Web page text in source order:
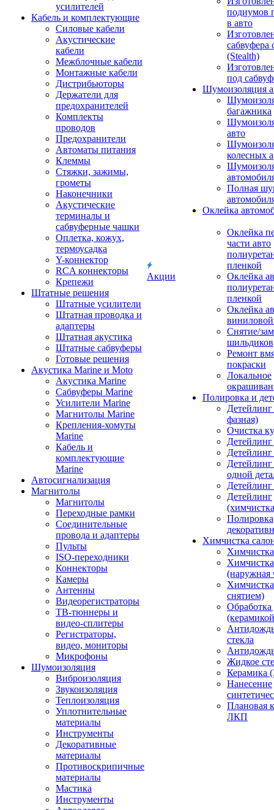
усилителей
Кабель и комплектующие
Силовые кабели
Акустические
кабели
Межблочные кабели
Монтажные кабели
Дистрибьюторы
Держатели для
предохранителей
Комплекты
проводов
Предохранители
Автоматы питания
Клеммы
Стяжки, зажимы,
грометы
Наконечники
Акустические
терминалы и
сабвуферные чашки
Оплетка, кожух,
термоусадка
Y-коннектор
RCA коннекторы
Крепежи
Штатные решения
Штатные усилители
Штатная проводка и
адаптеры
Штатная акустика
Штатные сабвуферы
Готовые решения
Акустика Marine и Moto
Акустика Marine
Сабвуферы Marine
Усилители Marine
Магнитолы Marine
Крепления-хомуты
Marine
Кабель и
комплектующие
Marine
Автосигнализация
Магнитолы
Магнитолы
Переходные рамки
Соединительные
провода и адаптеры
Пульты
ISO-переходники
Коннекторы
Камеры
Антенны
Видеорегистраторы
ТВ-тюннеры и
видео-сплитеры
Регистраторы,
видео, мониторы
Микрофоны
Шумоизоляция
Виброизоляция
Звукоизоляция
Теплоизоляция
Уплотнительные
материалы
Инструменты
Декоративные
материалы
Противоскрипичные
материалы
Мастика
Инструменты
Акции
подиумов
в авто
сабвуфера
(Stealth)
под
Шумоизоляция
багажника
авто
колесных
Полная
Оклейка
Оклейка
части авто
пленкой
Оклейка
пленкой
Оклейка
Снятие/
шильдиков
Ремонт
покраски
Локальное
Полировка и
фазная)
Очистка
Детейлинг
одной
Детейлинг
Полировка
Химчистка
(наружная
снятием)
Обработка
стекла
Жидкое
Керамика
Нанесение
Плановая
ЛКП